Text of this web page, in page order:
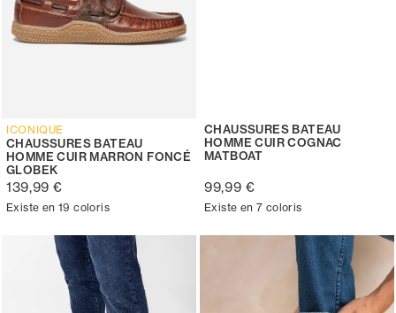
ICONIQUE
CHAUSSURES BATEAU
HOMME CUIR MARRON FONCÉ
GLOBEK
139,99 €
Existe en 19 coloris
CHAUSSURES BATEAU
HOMME CUIR COGNAC
MATBOAT
99,99 €
Existe en 7 coloris